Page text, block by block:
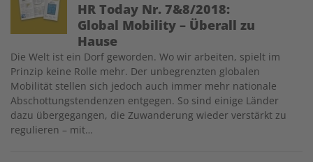
HR Today Nr. 7&8/2018:
Global Mobility – Überall zu
Hause
Die Welt ist ein Dorf geworden. Wo wir arbeiten, spielt im
Prinzip keine Rolle mehr. Der unbegrenzten globalen
Mobilität stellen sich jedoch auch immer mehr nationale
Abschottungstendenzen entgegen. So sind einige Länder
dazu über­gegangen, die Zuwanderung wieder verstärkt zu
regulieren – mit…